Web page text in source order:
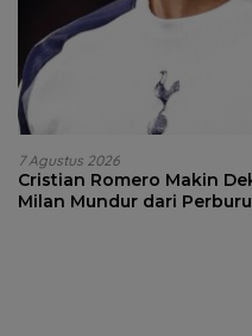
7 Agustus 2026
Cristian Romero Makin
Milan Mundur dari